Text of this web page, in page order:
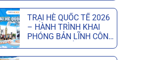
MỪNG NGÀY CỦA CHA
VÀ NGÀY CỦA MẸ
TRẠI HÈ QUỐC TẾ 2026
– HÀNH TRÌNH KHAI
PHÓNG BẢN LĨNH CÔNG